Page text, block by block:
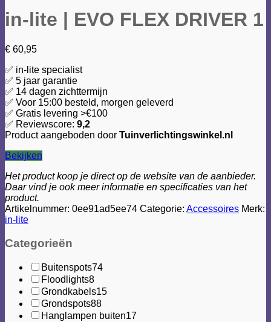
in-lite | EVO FLEX DRIVER 1
€ 60,95
✅ in-lite specialist
✅ 5 jaar garantie
✅ 14 dagen zichttermijn
✅ Voor 15:00 besteld, morgen geleverd
✅ Gratis levering >€100
✅ Reviewscore: 9,2
Product aangeboden door Tuinverlichtingswinkel.nl
Bekijken
Het product koop je direct op de website van de aanbieder.
Daar vind je ook meer informatie en specificaties van het
product.
Artikelnummer: 0ee91ad5ee74 Categorie: Accessoires Merk:
in-lite
Categorieën
Buitenspots74
Floodlights8
Grondkabels15
Grondspots88
Hanglampen buiten17